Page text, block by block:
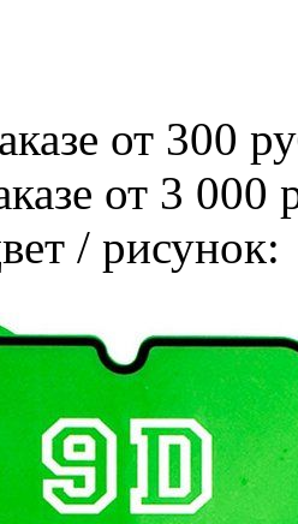
от 300
от 3 000
/ рисунок: